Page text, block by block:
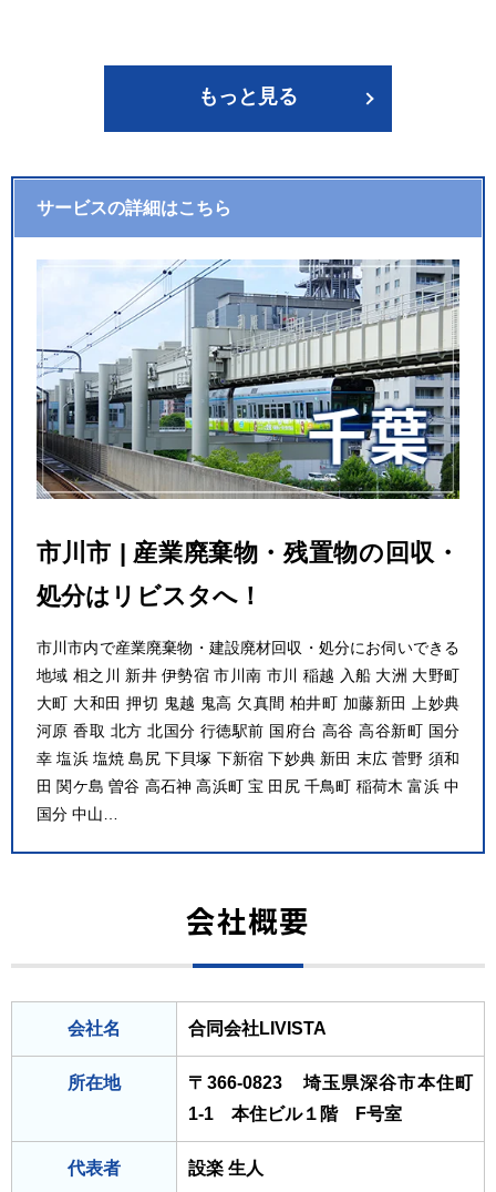
もっと見る
サービスの詳細はこちら
市川市 | 産業廃棄物・残置物の回収・
処分はリビスタへ！
市川市内で産業廃棄物・建設廃材回収・処分にお伺いできる
地域 相之川 新井 伊勢宿 市川南 市川 稲越 入船 大洲 大野町
大町 大和田 押切 鬼越 鬼高 欠真間 柏井町 加藤新田 上妙典
河原 香取 北方 北国分 行徳駅前 国府台 高谷 高谷新町 国分
幸 塩浜 塩焼 島尻 下貝塚 下新宿 下妙典 新田 末広 菅野 須和
田 関ケ島 曽谷 高石神 高浜町 宝 田尻 千鳥町 稲荷木 富浜 中
国分 中山…
会社概要
会社名 合同会社LIVISTA
所在地
〒366-0823 埼玉県深谷市本住町
1-1 本住ビル１階 F号室
代表者 設楽 生人